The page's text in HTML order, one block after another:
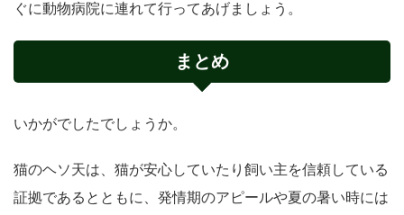
ぐに動物病院に連れて行ってあげましょう。
まとめ
いかがでしたでしょうか。
猫のヘソ天は、猫が安心していたり飼い主を信頼している
証拠であるとともに、発情期のアピールや夏の暑い時には